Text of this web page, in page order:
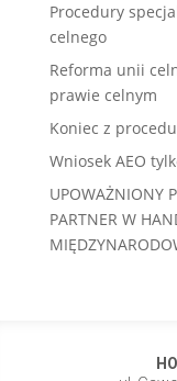
Procedury
celnego
Reforma unii
prawie celnym
Koniec z
Wniosek AEO
UPOWAŻNIONY
PARTNER W